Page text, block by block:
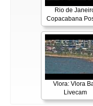
Rio de
Copacabana
Vlora: Vlora
Livecam